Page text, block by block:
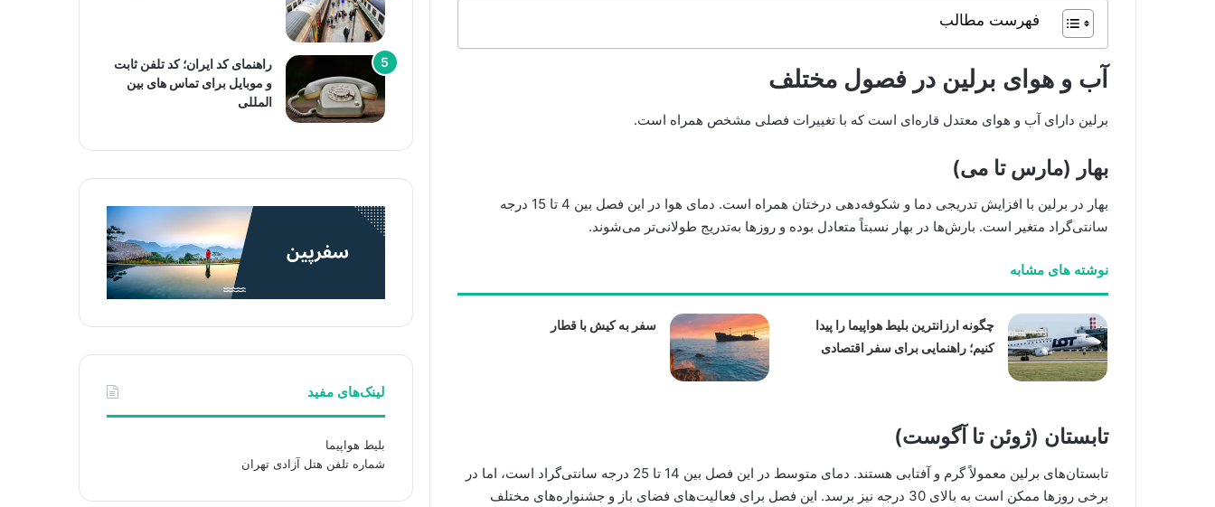
فهرست مطالب
آب و هوای برلین در فصول مختلف
برلین دارای آب و هوای معتدل قاره‌ای است که با تغییرات فصلی مشخص همراه است.
بهار (مارس تا می)
بهار در برلین با افزایش تدریجی دما و شکوفه‌دهی درختان همراه است. دمای هوا در این فصل بین 4 تا 15 درجه
سانتی‌گراد متغیر است. بارش‌ها در بهار نسبتاً متعادل بوده و روزها به‌تدریج طولانی‌تر می‌شوند.
نوشته های مشابه
چگونه ارزانترین بلیط هواپیما را پیدا
کنیم؛ راهنمایی برای سفر اقتصادی
سفر به کیش با قطار
تابستان (ژوئن تا آگوست)
تابستان‌های برلین معمولاً گرم و آفتابی هستند. دمای متوسط در این فصل بین 14 تا 25 درجه سانتی‌گراد است، اما در
برخی روزها ممکن است به بالای 30 درجه نیز برسد. این فصل برای فعالیت‌های فضای باز و جشنواره‌های مختلف
راهنمای کد ایران؛ کد تلفن ثابت
و موبایل برای تماس های بین
المللی
لینک‌های مفید
بلیط هواپیما
شماره تلفن هتل آزادی تهران